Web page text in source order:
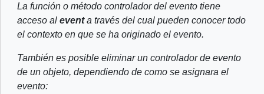
La función o método controlador del evento tiene
acceso al eventa través del cual pueden conocer todo
el contexto en que se ha originado el evento.
También es posible eliminar un controlador de evento
de un objeto, dependiendo de como se asignara el
evento: